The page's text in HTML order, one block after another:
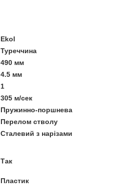
Ekol
Туреччина
490 мм
4.5 мм
1
305 м/сек
Пружинно-поршнева
Перелом стволу
Сталевий з нарізами
Так
Пластик